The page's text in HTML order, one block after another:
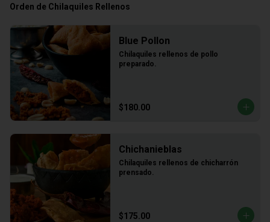
Orden de Chilaquiles Rellenos
Blue Pollon
Chilaquiles rellenos de pollo
preparado.
$180.00
Chichanieblas
Chilaquiles rellenos de chicharrón
prensado.
$175.00